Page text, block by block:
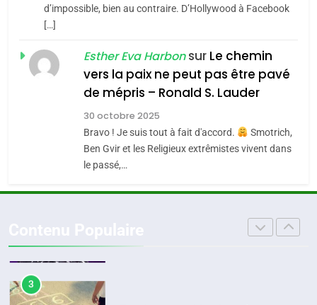
d’Amérique latine
2025, l’année la plus
meurtrière selon le
rapport d’ADL contre
l’antisémitisme
FRANCE ISRAÉL
FIÈRE, DIGNE ET RÉSILIENTE :
POURQUOI JE REVENDIQUE
CE QUI NOUS MANQUE –
d’impossible, bien au contraire. D’Hollywood à Facebook
[…]
Esther Eva Harbonsur Le chemin
vers la paix ne peut pas être pavé
de mépris – Ronald S. Lauder
30 octobre 2025
Bravo ! Je suis tout à fait d'accord.
Smotrich,
Ben Gvir et les Religieux extrêmistes vivent dans
le passé,…
Maroc : Les amandes de
Azilal consacrés produits
du terroir
DAFINA MAROC
Oeil ravageur – Vanessa De
Loya Stauber
CINEMA ISRAÉL
«Tu dis génocide, je dis
guerre»: La nouvelle
chanson de Boy George
3